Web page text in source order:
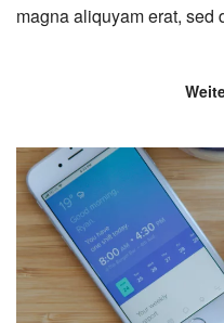
magna aliquyam erat, sed